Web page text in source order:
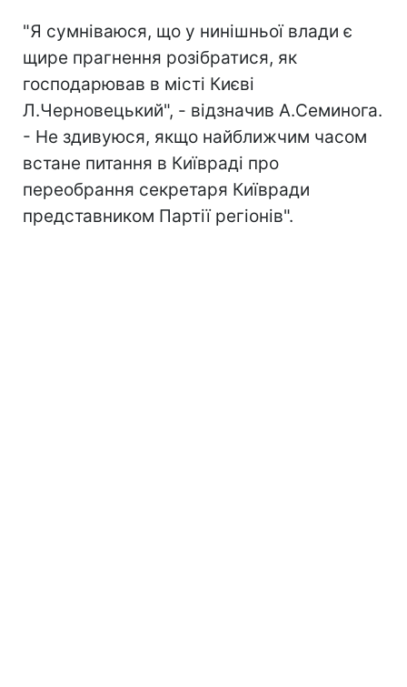
"Я сумніваюся, що у нинішньої влади є
щире прагнення розібратися, як
господарював в місті Києві
Л.Черновецький", - відзначив А.Семинога.
- Не здивуюся, якщо найближчим часом
встане питання в Київраді про
переобрання секретаря Київради
представником Партії регіонів".